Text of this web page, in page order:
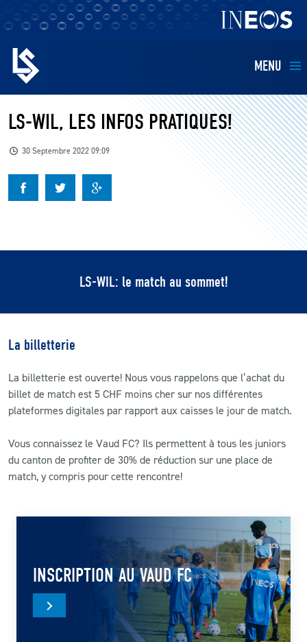
MENU
EQUIPES
BILLETTERIE
FANS
CLUB
CONTACT
ACTUALITÉS
LS E-SHOP
LS-WIL, LES INFOS PRATIQUES!
30 Septembre 2022 09:09
LS-WIL: le match au sommet!
La billetterie
La billetterie est ouverte! Nous vous rappelons que l’achat du
billet de match est 5 CHF moins cher sur nos différentes
plateformes digitales par rapport aux caisses le jour de match.
Vous connaissez le Vaud FC? Ils permettent à tous les juniors
du canton de profiter de 30% de réduction sur une place de
match, y compris pour cette rencontre!
INSCRIPTION AU VAUD FC